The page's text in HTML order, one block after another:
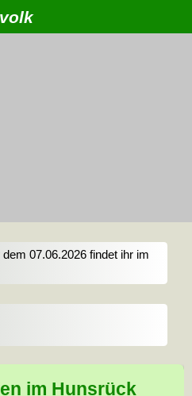
07.06.2026 findet ihr im
im Hunsrück